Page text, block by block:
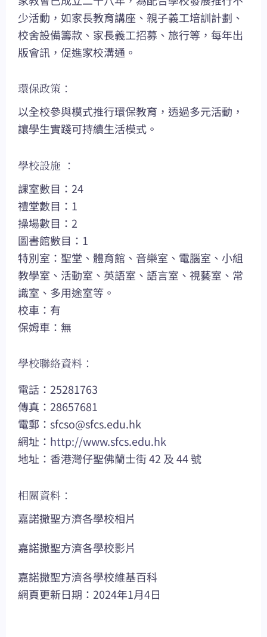
少活動，如家長教育講座、親子義工培訓計劃、
校舍設備籌款、家長義工招募、旅行等，每年出
版會訊，促進家校溝通。
環保政策：
以全校參與模式推行環保教育，透過多元活動，
讓學生實踐可持續生活模式。
學校設施 ：
課室數目：24
禮堂數目：1
操場數目：2
圖書館數目：1
特別室：聖堂、體育館、音樂室、電腦室、小組
教學室、活動室、英語室、語言室、視藝室、常
識室、多用途室等。
校車：有
保姆車：無
學校聯絡資料：
電話：25281763
傳真：28657681
電郵： sfcso@sfcs.edu.hk
網址： http://www.sfcs.edu.hk
地址：香港灣仔聖佛蘭士街 42 及 44 號
相關資料：
嘉諾撒聖方濟各學校相片
嘉諾撒聖方濟各學校影片
嘉諾撒聖方濟各學校維基百科
網頁更新日期：2024年1月4日